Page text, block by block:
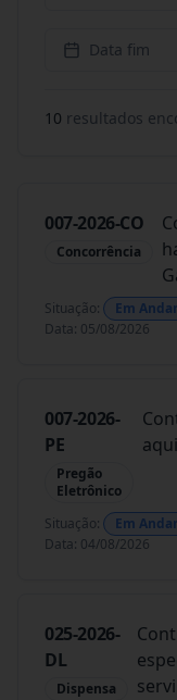
Data fim
10 resultados
007-2026-CO
Concorrência
Situação:
Em
Data: 05/08/2026
007-2026-
PE
Pregão
Eletrônico
Situação:
Em
Data: 04/08/2026
025-2026-
DL
Dispensa
servi